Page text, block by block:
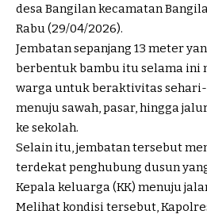
desa Bangilan kecamatan
Rabu (29/04/2026).
Jembatan sepanjang 13 meter
berbentuk bambu itu selama ini
warga untuk beraktivitas
menuju sawah, pasar, hingga
ke sekolah.
Selain itu, jembatan tersebut
terdekat penghubung dusun
Kepala keluarga (KK) menuju
Melihat kondisi tersebut,